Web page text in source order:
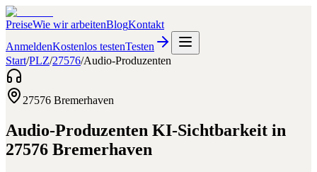
PreiseWie wir arbeitenBlogKontakt
AnmeldenKostenlos testenTesten
Start/PLZ/27576/Audio-Produzenten
27576 Bremerhaven
Audio-Produzenten KI-Sichtbarkeit in
27576 Bremerhaven